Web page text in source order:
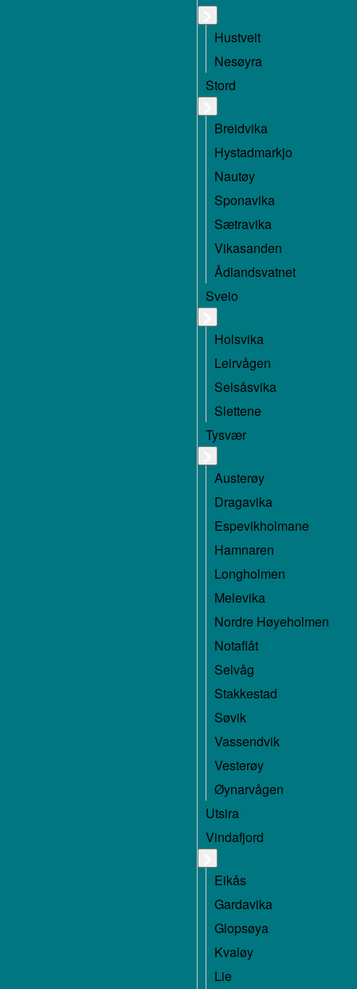
Hustveit
Nesøyra
Stord
Breidvika
Hystadmarkjo
Nautøy
Sponavika
Sætravika
Vikasanden
Ådlandsvatnet
Sveio
Holsvika
Leirvågen
Selsåsvika
Slettene
Tysvær
Austerøy
Dragavika
Espevikholmane
Hamnaren
Longholmen
Melevika
Nordre Høyeholmen
Notaflåt
Selvåg
Stakkestad
Søvik
Vassendvik
Vesterøy
Øynarvågen
Utsira
Vindafjord
Eikås
Gardavika
Glopsøya
Kvaløy
Lie